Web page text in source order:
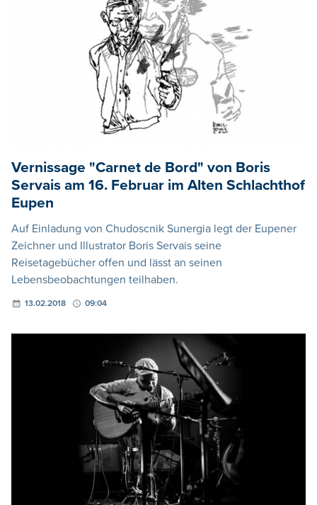
Vernissage "Carnet de Bord" von Boris
Servais am 16. Februar im Alten Schlachthof
Eupen
Auf Einladung von Chudoscnik Sunergia legt der Eupener
Zeichner und Illustrator Boris Servais seine
Reisetagebücher offen und lässt an seinen
Lebensbeobachtungen teilhaben.
13.02.2018 09:04